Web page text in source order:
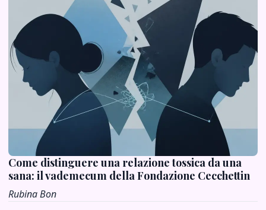
Come distinguere una relazione tossica da una
sana: il vademecum della Fondazione Cecchettin
Rubina Bon